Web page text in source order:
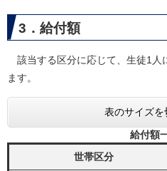
3．給付額
該当する区分に応じて、生徒1人
ます。
表のサイズを
給付額
世帯区分